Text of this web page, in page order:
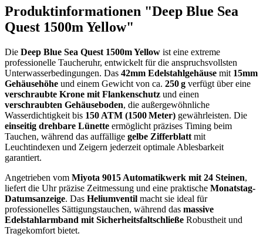
Produktinformationen "Deep Blue Sea
Quest 1500m Yellow"
Die Deep Blue Sea Quest 1500m Yellow ist eine extreme
professionelle Taucheruhr, entwickelt für die anspruchsvollsten
Unterwasserbedingungen. Das 42mm Edelstahlgehäuse mit 15mm
Gehäusehöhe und einem Gewicht von ca. 250 g verfügt über eine
verschraubte Krone mit Flankenschutz und einen
verschraubten Gehäuseboden, die außergewöhnliche
Wasserdichtigkeit bis 150 ATM (1500 Meter) gewährleisten. Die
einseitig drehbare Lünette ermöglicht präzises Timing beim
Tauchen, während das auffällige gelbe Zifferblatt mit
Leuchtindexen und Zeigern jederzeit optimale Ablesbarkeit
garantiert.
Angetrieben vom Miyota 9015 Automatikwerk mit 24 Steinen,
liefert die Uhr präzise Zeitmessung und eine praktische Monatstag-
Datumsanzeige. Das Heliumventil macht sie ideal für
professionelles Sättigungstauchen, während das massive
Edelstahlarmband mit Sicherheitsfaltschließe Robustheit und
Tragekomfort bietet.